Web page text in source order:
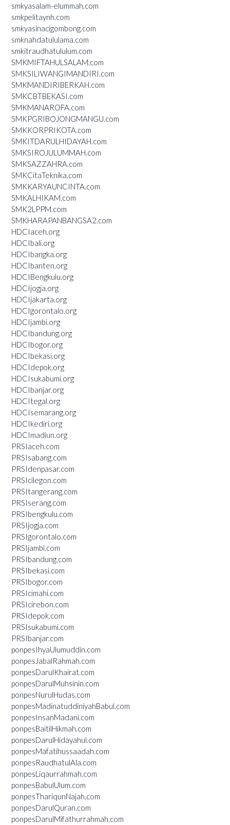
smkyasalam-elummah.com
smkpelitaynh.com
smkyasinacigombong.com
smknahdatululama.com
smkitraudhatululum.com
SMKMIFTAHULSALAM.com
SMKSILIWANGIMANDIRI.com
SMKMANDIRIBERKAH.com
SMKCBTBEKASI.com
SMKMANAROFA.com
SMKPGRIBOJONGMANGU.com
SMKKORPRIKOTA.com
SMKITDARULHIDAYAH.com
SMKSIROJULUMMAH.com
SMKSAZZAHRA.com
SMKCitaTeknika.com
SMKKARYAUNCINTA.com
SMKALHIKAM.com
SMK2LPPM.com
SMKHARAPANBANGSA2.com
HDCIaceh.org
HDCIbali.org
HDCIbangka.org
HDCIbanten.org
HDCIBengkulu.org
HDCIjogja.org
HDCIjakarta.org
HDCIgorontalo.org
HDCIjambi.org
HDCIbandung.org
HDCIbogor.org
HDCIbekasi.org
HDCIdepok.org
HDCIsukabumi.org
HDCIbanjar.org
HDCItegal.org
HDCIsemarang.org
HDCIkediri.org
HDCImadiun.org
PRSIaceh.com
PRSIsabang.com
PRSIdenpasar.com
PRSIcilegon.com
PRSItangerang.com
PRSIserang.com
PRSIbengkulu.com
PRSIjogja.com
PRSIgorontalo.com
PRSIjambi.com
PRSIbandung.com
PRSIbekasi.com
PRSIbogor.com
PRSIcimahi.com
PRSIcirebon.com
PRSIdepok.com
PRSIsukabumi.com
PRSIbanjar.com
ponpesIhyaUlumuddin.com
ponpesJabalRahmah.com
ponpesDarulKhairat.com
ponpesDarulMuhsinin.com
ponpesNurulHudas.com
ponpesMadinatuddiniyahBabul.com
ponpesInsanMadani.com
ponpesBaitilHikmah.com
ponpesDarulHidayahul.com
ponpesMafatihussaadah.com
ponpesRaudhatulAla.com
ponpesLiqaurrahmah.com
ponpesBabulUlum.com
ponpesThariqunNajah.com
ponpesDarulQuran.com
ponpesDarulMifathurrahmah.com